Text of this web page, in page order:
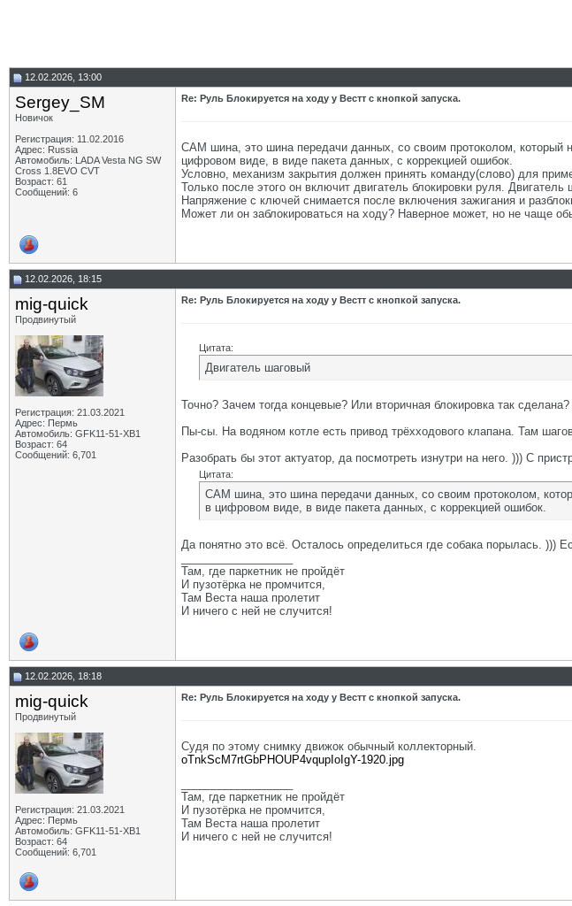
12.02.2026, 13:00
Sergey_SM
Новичок
Регистрация: 11.02.2016
Адрес: Russia
Автомобиль: LADA Vesta NG SW
Cross 1.8EVO CVT
Возраст: 61
Сообщений: 6
Re: Руль Блокируется на ходу у Вестт с кнопкой запуска.
СAM шина, это шина передачи данных, со своим протоколом, который
цифровом виде, в виде пакета данных, с коррекцией ошибок.
Условно, механизм закрытия должен принять команду(слово) для
Только после этого он включит двигатель блокировки руля.
Напряжение с ключей снимается после включения зажигания и
Может ли он заблокироваться на ходу? Наверное может, но не чаще
12.02.2026, 18:15
mig-quick
Продвинутый
Регистрация: 21.03.2021
Адрес: Пермь
Автомобиль: GFK11-51-ХВ1
Возраст: 64
Сообщений: 6,701
Re: Руль Блокируется на ходу у Вестт с кнопкой запуска.
Цитата:
Двигатель шаговый
Точно? Зачем тогда концевые? Или вторичная блокировка так сделана?
Пы-сы. На водяном котле есть привод трёхходового клапана. Там
Разобрать бы этот актуатор, да посмотреть изнутри на него. ))) С
Цитата:
СAM шина, это шина передачи данных, со своим протоколом,
в цифровом виде, в виде пакета данных, с коррекцией ошибок.
Да понятно это всё. Осталось определиться где собака порылась. )))
Там, где паркетник не пройдёт
И пузотёрка не промчится,
Там Веста наша пролетит
И ничего с ней не случится!
12.02.2026, 18:18
mig-quick
Продвинутый
Регистрация: 21.03.2021
Адрес: Пермь
Автомобиль: GFK11-51-ХВ1
Возраст: 64
Сообщений: 6,701
Re: Руль Блокируется на ходу у Вестт с кнопкой запуска.
Судя по этому снимку движок обычный коллекторный.
oTnkScM7rtGbPHOUP4vqupIoIgY-1920.jpg
Там, где паркетник не пройдёт
И пузотёрка не промчится,
Там Веста наша пролетит
И ничего с ней не случится!